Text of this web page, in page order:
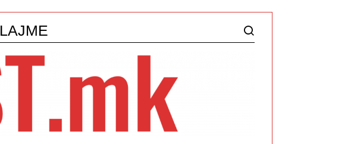
LAJME